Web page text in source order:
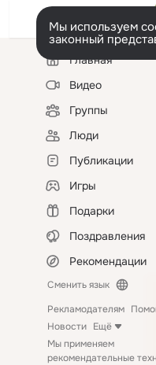
Мы используем
законный
Левая
колонкаГлавная
Видео
Группы
Люди
Публикации
Игры
Подарки
Поздравления
Рекомендации
Сменить язык
Рекламодателям
Новости Ещё
Мы применяем
рекомендательные